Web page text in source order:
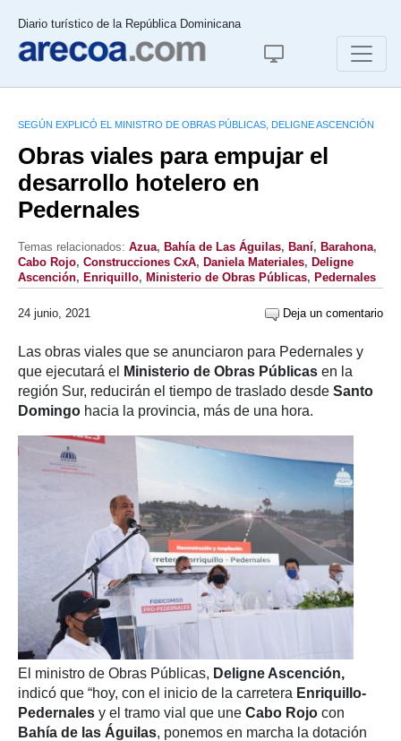
Diario turístico de la República Dominicana
SEGÚN EXPLICÓ EL MINISTRO DE OBRAS PÚBLICAS, DELIGNE ASCENCIÓN
Obras viales para empujar el
desarrollo hotelero en
Pedernales
Temas relacionados: Azua, Bahía de Las Águilas, Baní, Barahona,
Cabo Rojo, Construcciones CxA, Daniela Materiales, Deligne
Ascención, Enriquillo, Ministerio de Obras Públicas, Pedernales
24 junio, 2021 Deja un comentario
Las obras viales que se anunciaron para Pedernales y
que ejecutará el
Ministerio de Obras Públicas en la
región Sur, reducirán el tiempo de traslado desde Santo
Domingo hacia la provincia, más de una hora.
El ministro de Obras Públicas, Deligne Ascención,
indicó que “hoy, con el inicio de la carretera Enriquillo-
Pedernales y el tramo vial que une Cabo Rojo con
Bahía de las Águilas, ponemos en marcha la dotación